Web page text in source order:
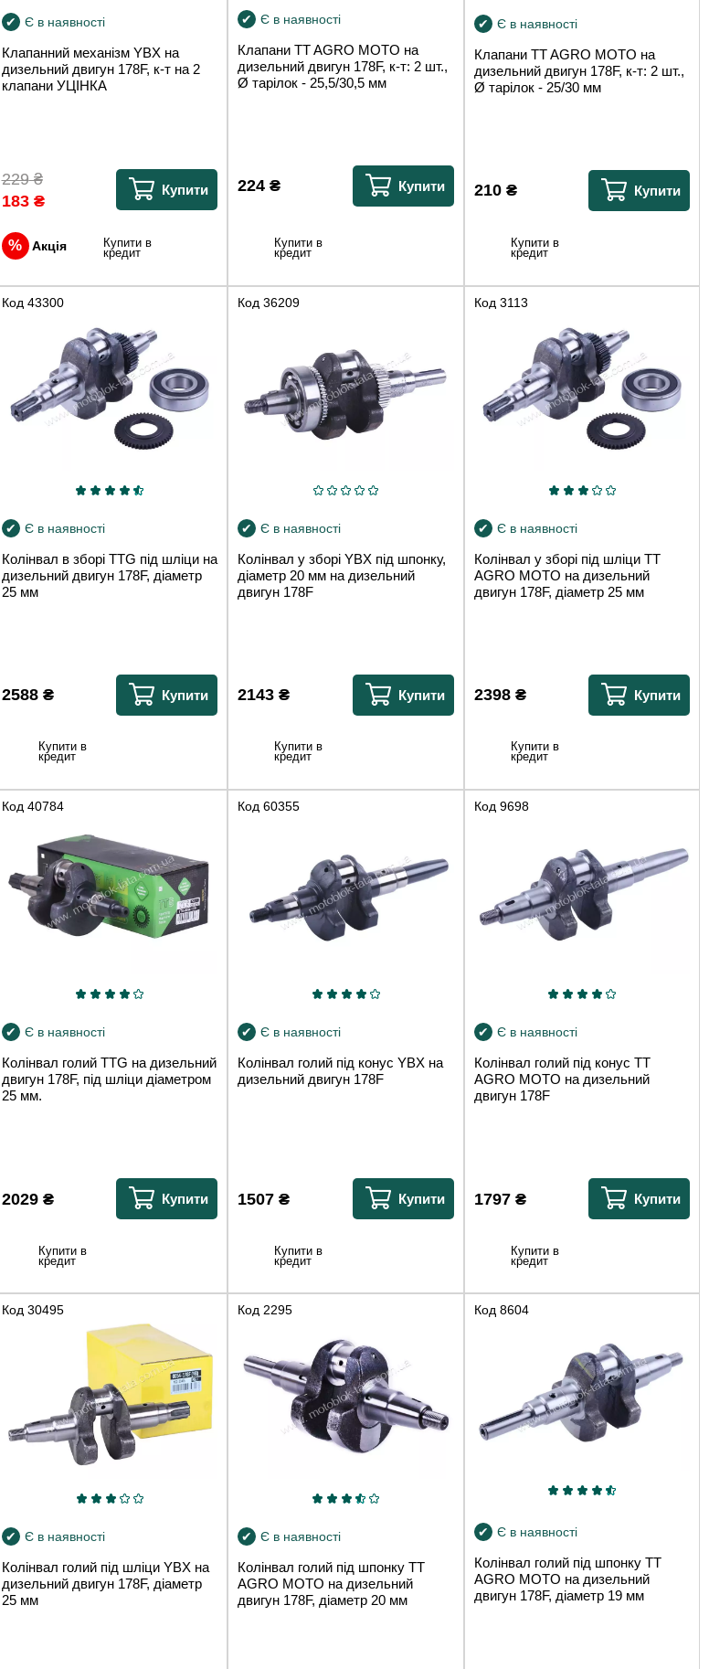
Є в наявності
Клапанний механізм YBX на
дизельний двигун 178F, к-т на 2
клапани УЦІНКА
183₴
229₴
Купити
Акція Купити в
кредит
Є в наявності
Клапани TT AGRO MOTO на
дизельний двигун 178F, к-т: 2 шт.,
Ø тарілок - 25,5/30,5 мм
224 ₴ Купити
Купити в
кредит
Є в наявності
Клапани TT AGRO MOTO на
дизельний двигун 178F, к-т: 2 шт.,
Ø тарілок - 25/30 мм
210₴ Купити
Купити в
кредит
Код 43300
Є в наявності
Колінвал в зборі TTG під шліци на
дизельний двигун 178F, діаметр
25 мм
2588₴ Купити
Купити в
кредит
Код 36209
Є в наявності
Колінвал у зборі YBX під шпонку,
діаметр 20 мм на дизельний
двигун 178F
2143 ₴ Купити
Купити в
кредит
Код 3113
Є в наявності
Колінвал у зборі під шліци TT
AGRO MOTO на дизельний
двигун 178F, діаметр 25 мм
2398₴ Купити
Купити в
кредит
Код 40784
Є в наявності
Колінвал голий TTG на дизельний
двигун 178F, під шліци діаметром
25 мм.
2029₴ Купити
Купити в
кредит
Код 60355
Є в наявності
Колінвал голий під конус YBX на
дизельний двигун 178F
1507 ₴ Купити
Купити в
кредит
Код 9698
Є в наявності
Колінвал голий під конус TT
AGRO MOTO на дизельний
двигун 178F
1797₴ Купити
Купити в
кредит
Код 30495
Є в наявності
Колінвал голий під шліци YBX на
дизельний двигун 178F, діаметр
25 мм
Код 2295
Є в наявності
Колінвал голий під шпонку TT
AGRO MOTO на дизельний
двигун 178F, діаметр 20 мм
Код 8604
Є в наявності
Колінвал голий під шпонку TT
AGRO MOTO на дизельний
двигун 178F, діаметр 19 мм